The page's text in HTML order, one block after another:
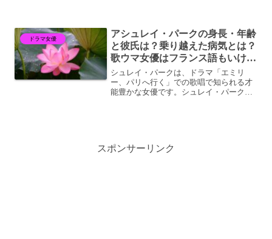
ドラマ女優
アシュレイ・パークの身長・年齢
と彼氏は？乗り越えた病気とは？
歌ウマ女優はフランス語もいけ
る！
シュレイ・パークは、ドラマ「エミリ
ー、パリへ行く」での歌唱で知られる才
能豊かな女優です。シュレイ・パークの
スポンサーリンク